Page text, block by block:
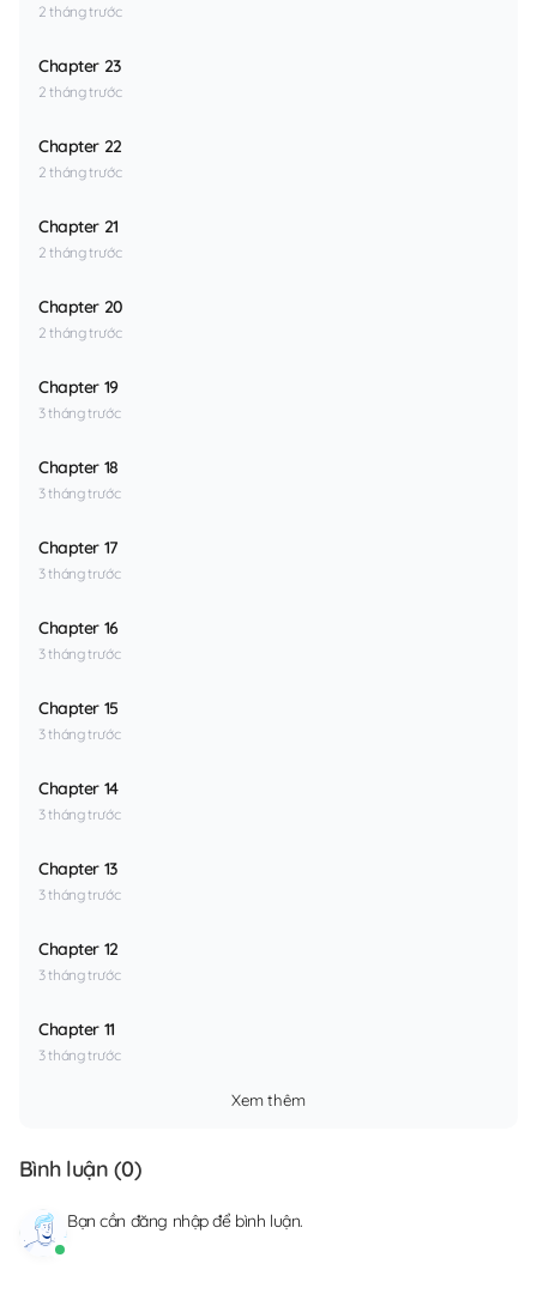
2 tháng trước
Chapter 23
2 tháng trước
Chapter 22
2 tháng trước
Chapter 21
2 tháng trước
Chapter 20
2 tháng trước
Chapter 19
3 tháng trước
Chapter 18
3 tháng trước
Chapter 17
3 tháng trước
Chapter 16
3 tháng trước
Chapter 15
3 tháng trước
Chapter 14
3 tháng trước
Chapter 13
3 tháng trước
Chapter 12
3 tháng trước
Chapter 11
3 tháng trước
Xem thêm
Bình luận (0)
Bạn cần đăng nhậpđể bình luận.